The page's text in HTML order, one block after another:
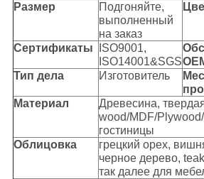
Размер
Подгоняйте,
выполненный
на заказ
Сертификаты
ISO9001,
ISO14001&SGS
Тип дела Изготовитель
Материал
Древесина,
wood/MDF/
гостиницы
Облицовка
грецкий орех,
черное дерево,
так далее для